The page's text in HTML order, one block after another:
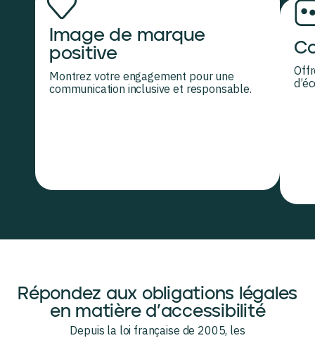
Image de marque
positive
Montrez votre engagement pour une
communication inclusive et responsable.
Répondez aux obligations légales
en matière d’accessibilité
Depuis la loi française de 2005, les